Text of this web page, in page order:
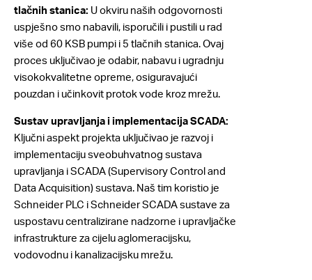
tlačnih stanica: U okviru naših odgovornosti
uspješno smo nabavili, isporučili i pustili u rad
više od 60 KSB pumpi i 5 tlačnih stanica. Ovaj
proces uključivao je odabir, nabavu i ugradnju
visokokvalitetne opreme, osiguravajući
pouzdan i učinkovit protok vode kroz mrežu.
Sustav upravljanja i implementacija SCADA:
Ključni aspekt projekta uključivao je razvoj i
implementaciju sveobuhvatnog sustava
upravljanja i SCADA (Supervisory Control and
Data Acquisition) sustava. Naš tim koristio je
Schneider PLC i Schneider SCADA sustave za
uspostavu centralizirane nadzorne i upravljačke
infrastrukture za cijelu aglomeracijsku,
vodovodnu i kanalizacijsku mrežu.